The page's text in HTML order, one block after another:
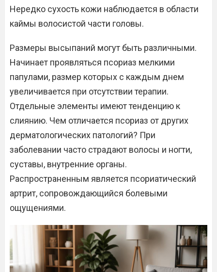
Нередко сухость кожи наблюдается в области
каймы волосистой части головы.
Размеры высыпаний могут быть различными.
Начинает проявляться псориаз мелкими
папулами, размер которых с каждым днем
увеличивается при отсутствии терапии.
Отдельные элементы имеют тенденцию к
слиянию. Чем отличается псориаз от других
дерматологических патологий? При
заболевании часто страдают волосы и ногти,
суставы, внутренние органы.
Распространенным является псориатический
артрит, сопровождающийся болевыми
ощущениями.